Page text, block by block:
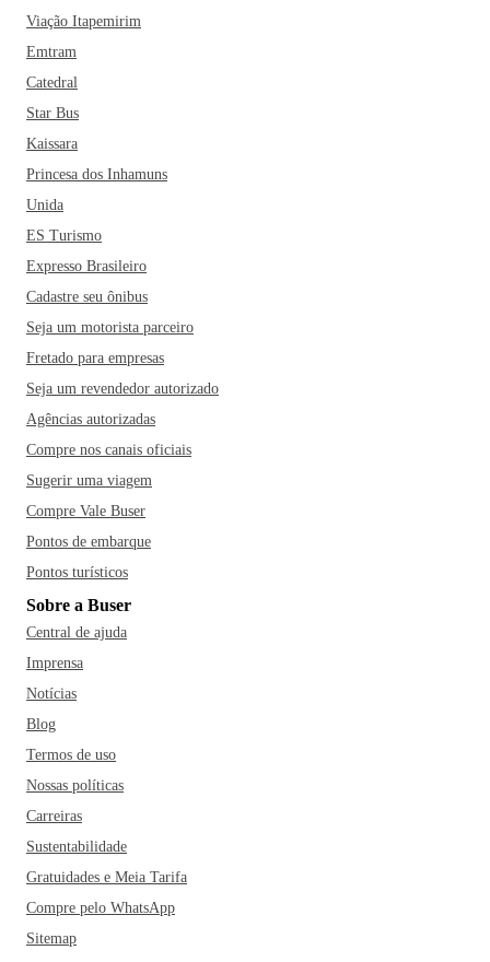
Viação Itapemirim
Emtram
Catedral
Star Bus
Kaissara
Princesa dos Inhamuns
Unida
ES Turismo
Expresso Brasileiro
Cadastre seu ônibus
Seja um motorista parceiro
Fretado para empresas
Seja um revendedor autorizado
Agências autorizadas
Compre nos canais oficiais
Sugerir uma viagem
Compre Vale Buser
Pontos de embarque
Pontos turísticos
Sobre a Buser
Central de ajuda
Imprensa
Notícias
Blog
Termos de uso
Nossas políticas
Carreiras
Sustentabilidade
Gratuidades e Meia Tarifa
Compre pelo WhatsApp
Sitemap